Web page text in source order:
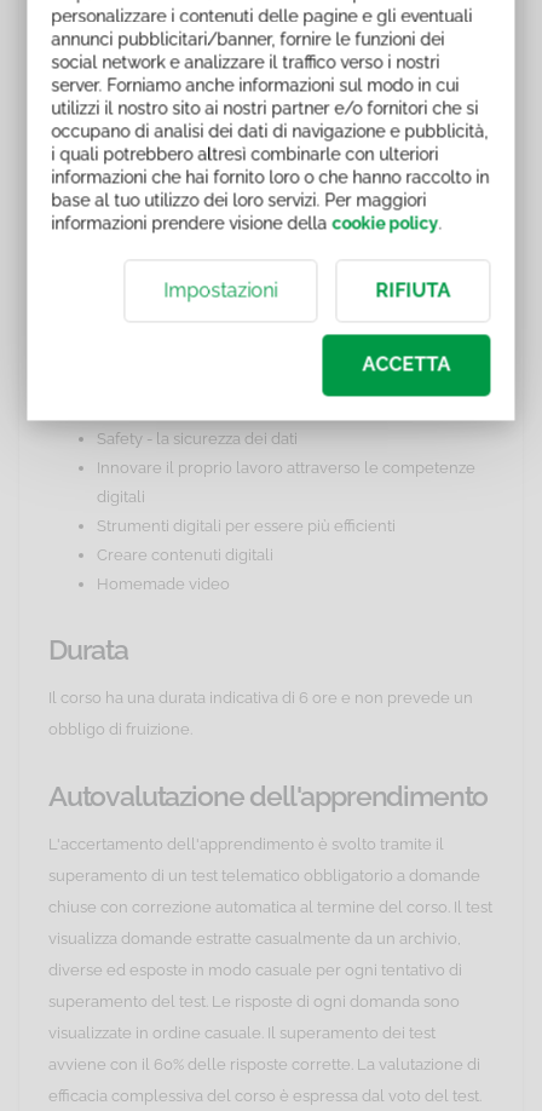
Contenuti:
Intelligenza artificiale: il futuro è presente
Intelligenza artificiale: applicazioni in movimento
Ricercare, filtrare e valutare le informazioni
Archiviare e ritrovare documenti
Condividere informazioni e contenuti
Apprendere in rete
Cybersecurity
Netiquette - Regole di comportamento digitale
Safety - la sicurezza dei dati
Innovare il proprio lavoro attraverso le competenze
digitali
Strumenti digitali per essere più efficienti
Creare contenuti digitali
Homemade video
Durata
Il corso ha una durata indicativa di 6 ore e non prevede un
obbligo di fruizione.
Autovalutazione dell'apprendimento
L'accertamento dell'apprendimento è svolto tramite il
superamento di un test telematico obbligatorio a domande
chiuse con correzione automatica al termine del corso. Il test
visualizza domande estratte casualmente da un archivio,
diverse ed esposte in modo casuale per ogni tentativo di
superamento del test. Le risposte di ogni domanda sono
visualizzate in ordine casuale. Il superamento dei test
avviene con il 60% delle risposte corrette. La valutazione di
efficacia complessiva del corso è espressa dal voto del test.
personalizzare i contenuti delle pagine e gli eventuali
annunci pubblicitari/banner, fornire le funzioni dei
social network e analizzare il traffico verso i nostri
server. Forniamo anche informazioni sul modo in cui
utilizzi il nostro sito ai nostri partner e/o fornitori che si
occupano di analisi dei dati di navigazione e pubblicità,
i quali potrebbero altresì combinarle con ulteriori
informazioni che hai fornito loro o che hanno raccolto in
base al tuo utilizzo dei loro servizi. Per maggiori
informazioni prendere visione dellacookie policy.
Impostazioni RIFIUTA
ACCETTA